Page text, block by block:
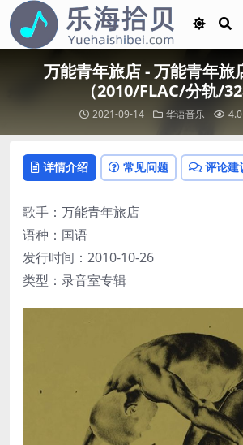
万能青年旅店 - 万能青年旅
（2010/FLAC/分轨/
2021-09-14 华语音乐
详情介绍 常见问题 评论建
歌手：万能青年旅店
语种：国语
发行时间：2010-10-26
类型：录音室专辑